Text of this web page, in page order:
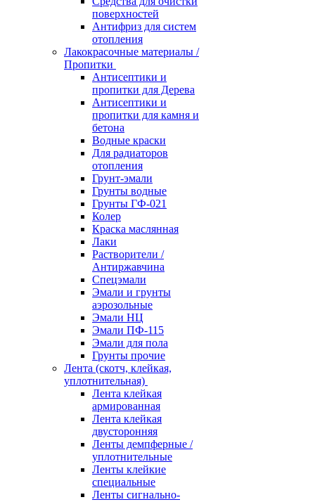
поверхностей
Антифриз для систем
отопления
Лакокрасочные материалы /
Пропитки
Антисептики и
пропитки для Дерева
Антисептики и
пропитки для камня и
бетона
Водные краски
Для радиаторов
отопления
Грунт-эмали
Грунты водные
Грунты ГФ-021
Колер
Краска маслянная
Лаки
Растворители /
Антиржавчина
Спецэмали
Эмали и грунты
аэрозольные
Эмали НЦ
Эмали ПФ-115
Эмали для пола
Грунты прочие
Лента (скотч, клейкая,
уплотнительная)
Лента клейкая
армированная
Лента клейкая
двусторонняя
Ленты демпферные /
уплотнительные
Ленты клейкие
специальные
Ленты сигнально-